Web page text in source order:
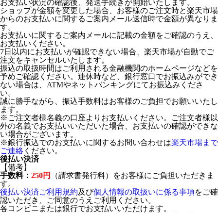
お支払い状況の確認後、発送手続きが開始いたします。
ショップが金額を変更した場合、お客様のご注文時と楽天市場
からのお支払いに関するご案内メール送信時で金額が異なりま
す。
お支払いに関するご案内メールに記載の金額をご確認のうえ、
お支払いください。
7日以内にお支払いが確認できない場合、楽天市場が自動でご
注文をキャンセルいたします。
振込の取扱時間はご利用される金融機関のホームページなどを
予めご確認ください。連休時など、銀行窓口でお振込みができ
ない場合は、ATMやネットバンキングにてお振込みくださ
い。
誠に勝手ながら、振込手数料はお客様のご負担でお願いいたし
ます。
※ご注文者様名義の口座よりお支払いください。ご注文者様以
外の名義でお支払いいただいた場合、お支払いの確認ができな
い場合がございます。
※銀行振込でのお支払いに関するお問い合わせは楽天市場まで
ご連絡 ください。
後払い決済
【備考】
手数料： 250円
（請求書発行料）をお客様にご負担いただきま
す。
後払い決済ご利用規約及び個人情報の取扱いに係る事項をご確
認いただき、ご同意のうえご利用ください。
各コンビニまたは銀行でお支払いいただけます。